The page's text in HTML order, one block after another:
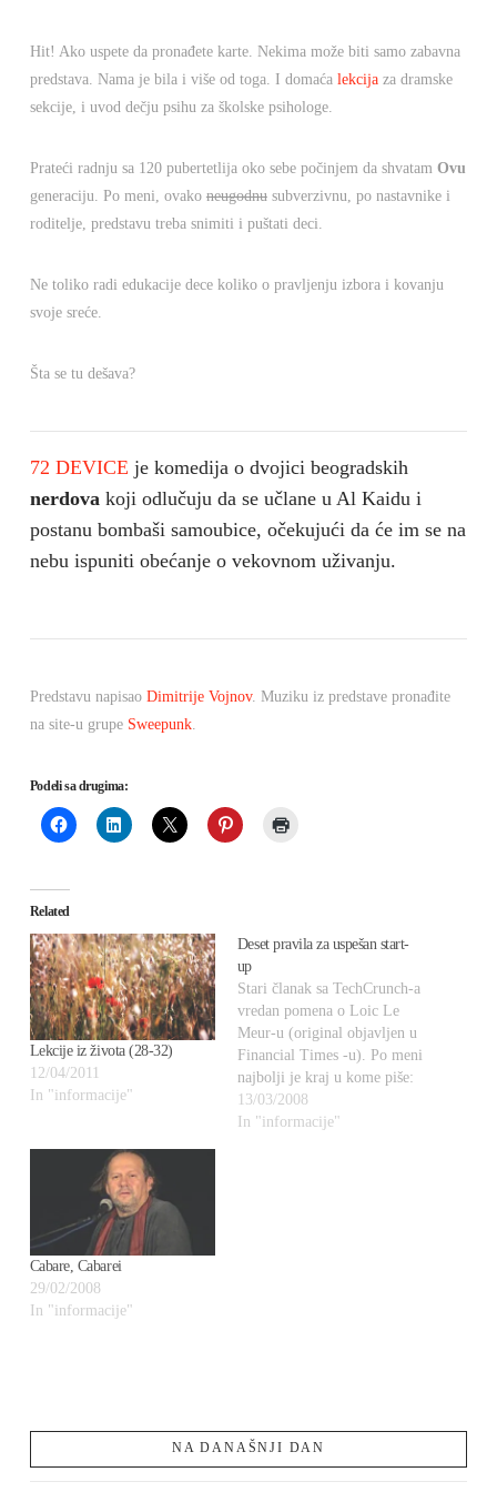
Hit! Ako uspete da pronađete karte. Nekima može biti samo zabavna
predstava. Nama je bila i više od toga. I domaća lekcijaza dramske
sekcije, i uvod dečju psihu za školske psihologe.
Prateći radnju sa 120 pubertetlija oko sebe počinjem da shvatam Ovu
generaciju. Po meni, ovako neugodnusubverzivnu, po nastavnike i
roditelje, predstavu treba snimiti i puštati deci.
Ne toliko radi edukacije dece koliko o pravljenju izbora i kovanju
svoje sreće.
Šta se tu dešava?
72 DEVICE je komedija o dvojici beogradskih
nerdova koji odlučuju da se učlane u Al Kaidu i
postanu bombaši samoubice, očekujući da će im se na
nebu ispuniti obećanje o vekovnom uživanju.
Predstavu napisao Dimitrije Vojnov. Muziku iz predstave pronađite
na site-u grupe Sweepunk.
Podeli sa drugima:
Related
Lekcije iz života (28-32)
12/04/2011
In "informacije"
Deset pravila za uspešan start-
up
Stari članak sa TechCrunch-a
vredan pomena o Loic Le
Meur-u (original objavljen u
Financial Times -u). Po meni
najbolji je kraj u kome piše:
13/03/2008
In "informacije"
Cabare, Cabarei
29/02/2008
In "informacije"
NA DANAŠNJI DAN